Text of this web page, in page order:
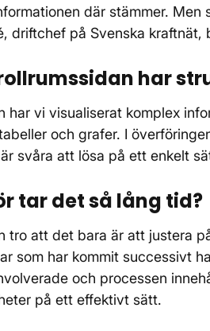
där stämmer.
driftchef på Svenska kraftnät,
har
har vi visualiserat komplex
och grafer. I
svåra att lösa på ett enkelt
tar det så lång tid?
tro att det bara är att justera
som har kommit successivt
och processen
på ett effektivt sätt.